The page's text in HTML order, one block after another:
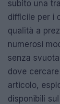
subito una
difficile per i
qualità a
numerosi
senza
dove
articolo,
disponibili